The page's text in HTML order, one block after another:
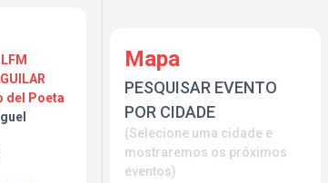
LFM
del Poeta
Mapa
PESQUISAR EVENTO
POR CIDADE
(Selecione uma cidade e
mostraremos os próximos
eventos)